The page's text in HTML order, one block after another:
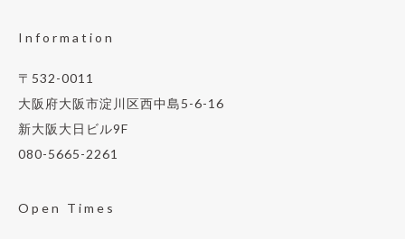
Information
〒532-0011
大阪府大阪市淀川区西中島5-6-16
新大阪大日ビル9F
080-5665-2261
Open Times